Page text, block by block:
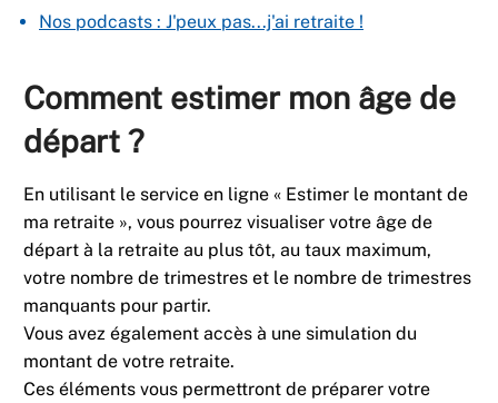
Nos podcasts : J'peux pas...j'ai retraite !
Comment estimer mon âge de
départ ?
En utilisant le service en ligne « Estimer le montant de
ma retraite », vous pourrez visualiser votre âge de
départ à la retraite au plus tôt, au taux maximum,
votre nombre de trimestres et le nombre de trimestres
manquants pour partir.
Vous avez également accès à une simulation du
montant de votre retraite.
Ces éléments vous permettront de préparer votre